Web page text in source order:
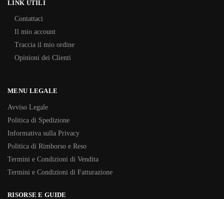
LINK UTILI
Contattaci
Il mio account
Traccia il mio ordine
Opinioni dei Clienti
MENU LEGALE
Avviso Legale
Politica di Spedizione
Informativa sulla Privacy
Politica di Rimborso e Reso
Termini e Condizioni di Vendita
Termini e Condizioni di Fatturazione
RISORSE E GUIDE